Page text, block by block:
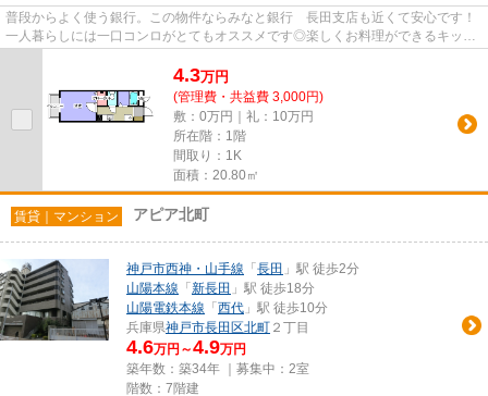
普段からよく使う銀行。この物件ならみなと銀行 長田支店も近くて安心です！
一人暮らしには一口コンロがとてもオススメです◎楽しくお料理ができるキッチ
4.3万円
(管理費・共益費 3,000円)
敷：0万円｜礼：10万円
所在階：1階
間取り：1K
面積：20.80㎡
賃貸｜マンション アピア北町
神戸市西神・山手線 「 長田 」駅 徒歩2分
山陽本線 「 新長田 」駅 徒歩18分
山陽電鉄本線 「 西代 」駅 徒歩10分
兵庫県神戸市長田区北町 ２丁目
4.6万円～4.9万円
築年数：築34年 ｜募集中： 2室
階数：7階建